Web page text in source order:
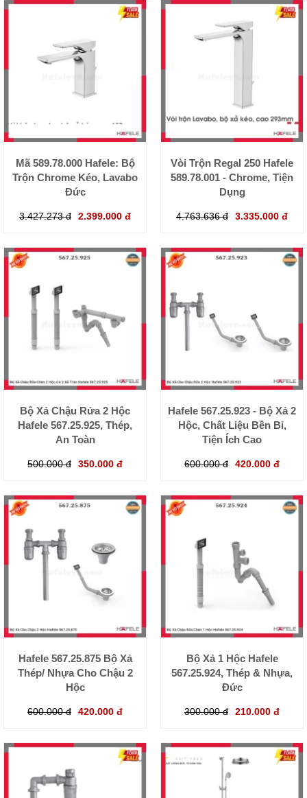
Mã 589.78.000 Hafele: Bộ
Trộn Chrome Kéo, Lavabo
Đức
3.427.273 đ 2.399.000 đ
Vòi Trộn Regal 250 Hafele
589.78.001 - Chrome, Tiện
Dụng
4.763.636 đ 3.335.000 đ
Bộ Xả Chậu Rửa 2 Hộc
Hafele 567.25.925, Thép,
An Toàn
500.000 đ 350.000 đ
Hafele 567.25.923 - Bộ Xả 2
Hộc, Chất Liệu Bền Bỉ,
Tiện Ích Cao
600.000 đ 420.000 đ
Hafele 567.25.875 Bộ Xả
Thép/ Nhựa Cho Chậu 2
Hộc
600.000 đ 420.000 đ
Bộ Xả 1 Hộc Hafele
567.25.924, Thép & Nhựa,
Đức
300.000 đ 210.000 đ